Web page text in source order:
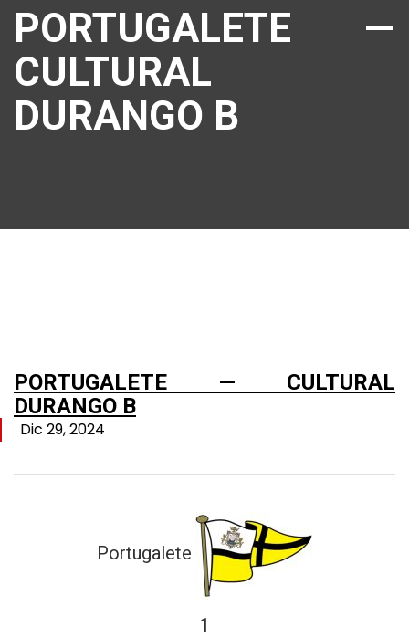
PORTUGALETE —
CULTURAL
DURANGO B
PORTUGALETE — CULTURAL
DURANGO B
Dic 29, 2024
Portugalete
1